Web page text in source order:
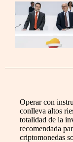
Operar con
conlleva altos
totalidad de la
recomendada
criptomonedas